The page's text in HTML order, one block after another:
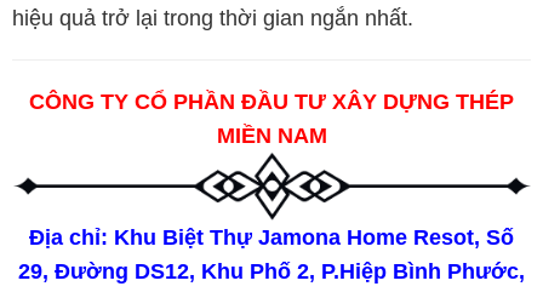
hiệu quả trở lại trong thời gian ngắn nhất.
CÔNG TY CỔ PHẦN ĐẦU TƯ XÂY DỰNG THÉP
MIỀN NAM
Địa chỉ: Khu Biệt Thự Jamona Home Resot, Số
29, Đường DS12, Khu Phố 2, P.Hiệp Bình Phước,